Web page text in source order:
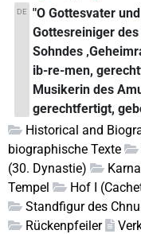
DE "O Gottesvater
Gottesreiniger
Sohndes
ib-re-men,
Musikerin des
gerechtfertigt,
Historical and
biographische Texte
(30. Dynastie)
Tempel
Hof I
Standfigur des
Rückenpfeiler